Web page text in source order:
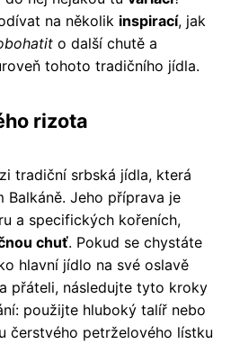
na několik inspirací, jak
o další chutě a
tohoto tradičního jídla.
rizota
tradiční srbská jídla, která
Balkáně. Jeho příprava je
a specifických kořeních,
chuť. Pokud se chystáte
hlavní jídlo na své oslavě
přáteli, následujte tyto kroky
použijte hluboký talíř nebo
čerstvého petrželového lístku